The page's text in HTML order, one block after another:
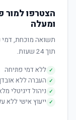
ומעלה
תשואה מוכחת, דמי
תוך 24 שעות.
✓ ללא דמי פתיחה
✓ העברה ללא
✓ ניהול דיגיטלי
✓ ייעוץ אישי ללא